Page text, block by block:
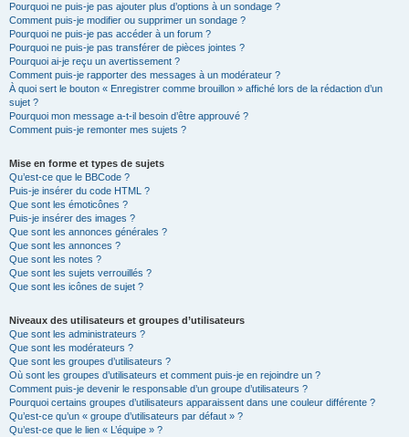
Pourquoi ne puis-je pas ajouter plus d’options à un sondage ?
Comment puis-je modifier ou supprimer un sondage ?
Pourquoi ne puis-je pas accéder à un forum ?
Pourquoi ne puis-je pas transférer de pièces jointes ?
Pourquoi ai-je reçu un avertissement ?
Comment puis-je rapporter des messages à un modérateur ?
À quoi sert le bouton « Enregistrer comme brouillon » affiché lors de la rédaction d’un
sujet ?
Pourquoi mon message a-t-il besoin d’être approuvé ?
Comment puis-je remonter mes sujets ?
Mise en forme et types de sujets
Qu’est-ce que le BBCode ?
Puis-je insérer du code HTML ?
Que sont les émoticônes ?
Puis-je insérer des images ?
Que sont les annonces générales ?
Que sont les annonces ?
Que sont les notes ?
Que sont les sujets verrouillés ?
Que sont les icônes de sujet ?
Niveaux des utilisateurs et groupes d’utilisateurs
Que sont les administrateurs ?
Que sont les modérateurs ?
Que sont les groupes d’utilisateurs ?
Où sont les groupes d’utilisateurs et comment puis-je en rejoindre un ?
Comment puis-je devenir le responsable d’un groupe d’utilisateurs ?
Pourquoi certains groupes d’utilisateurs apparaissent dans une couleur différente ?
Qu’est-ce qu’un « groupe d’utilisateurs par défaut » ?
Qu’est-ce que le lien « L’équipe » ?